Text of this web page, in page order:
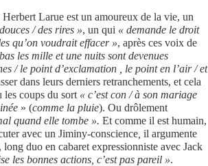
Larue est un amoureux de la vie, un
/ des rires », un qui « demande le droit
qu’on voudrait effacer », après ces voix de
les mille et une nuits sont devenues
/ le point d’exclamation , le point en l’air / et
dans leurs derniers retranchements, et cela
les coups du sort « c’est con / à son mariage
» (comme la pluie). Ou drôlement
quand elle tombe ». Et comme il est humain,
avec un Jiminy-conscience il argumente
duo en cabaret expressionniste avec Jack
les bonnes actions, c’est pas pareil ».